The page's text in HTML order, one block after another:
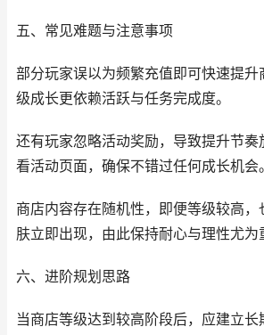
五、常见难题与注意事项
部分玩家误以为频繁充值即可快速提升
级成长更依赖活跃与任务完成度。
还有玩家忽略活动奖励，导致提升节奏
看活动页面，确保不错过任何成长机会。
商店内容存在随机性，即便等级较高，
肤立即出现，由此保持耐心与理性尤为
六、进阶规划思路
当商店等级达到较高阶段后，应建立